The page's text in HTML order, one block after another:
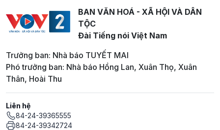
BAN VĂN HOÁ - XÃ HỘI VÀ DÂN
TỘC
Đài Tiếng nói Việt Nam
Trưởng ban: Nhà báo TUYẾT MAI
Phó trưởng ban: Nhà báo Hồng Lan, Xuân Thọ, Xuân
Thân, Hoài Thu
Liên hệ
84-24-39365555
84-24-39342724